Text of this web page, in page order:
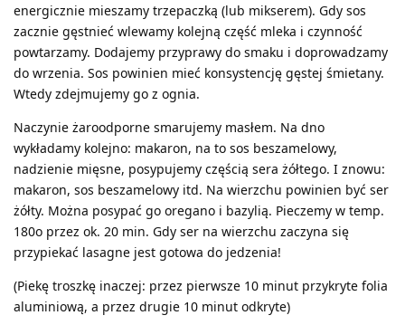
energicznie mieszamy trzepaczką (lub mikserem). Gdy sos
zacznie gęstnieć wlewamy kolejną część mleka i czynność
powtarzamy. Dodajemy przyprawy do smaku i doprowadzamy
do wrzenia. Sos powinien mieć konsystencję gęstej śmietany.
Wtedy zdejmujemy go z ognia.
Naczynie żaroodporne smarujemy masłem. Na dno
wykładamy kolejno: makaron, na to sos beszamelowy,
nadzienie mięsne, posypujemy częścią sera żółtego. I znowu:
makaron, sos beszamelowy itd. Na wierzchu powinien być ser
żółty. Można posypać go oregano i bazylią. Pieczemy w temp.
180o przez ok. 20 min. Gdy ser na wierzchu zaczyna się
przypiekać lasagne jest gotowa do jedzenia!
(Piekę troszkę inaczej: przez pierwsze 10 minut przykryte folia
aluminiową, a przez drugie 10 minut odkryte)